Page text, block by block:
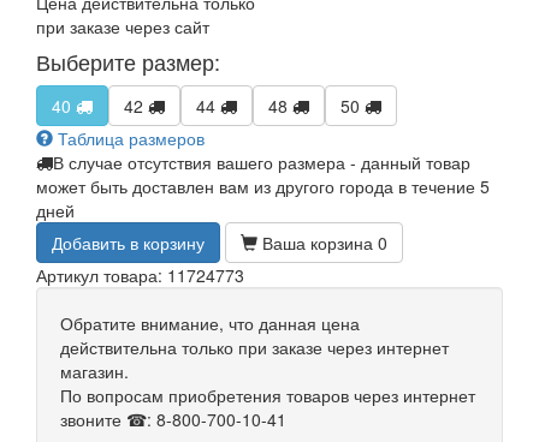
при заказе через сайт
Выберите размер:
40 42 44 48
50
Таблица размеров
В случае отсутствия вашего размера - данный товар
может быть доставлен вам из другого города в течение 5
дней
Добавить в корзину
Ваша корзина 0
Артикул товара: 11724773
Обратите внимание, что данная цена
действительна только при заказе через интернет
магазин.
По вопросам приобретения товаров через интернет
звоните ☎: 8-800-700-10-41